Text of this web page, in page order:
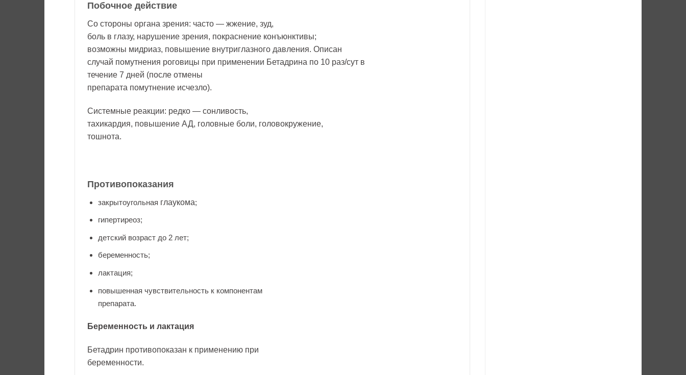
Побочное действие
Со стороны органа зрения: часто — жжение, зуд,
боль в глазу, нарушение зрения, покраснение конъюнктивы;
возможны мидриаз, повышение внутриглазного давления. Описан
случай помутнения роговицы при применении Бетадрина по 10 раз/сут в
течение 7 дней (после отмены
препарата помутнение исчезло).
Системные реакции: редко — сонливость,
тахикардия, повышение АД, головные боли, головокружение,
тошнота.
Противопоказания
закрытоугольная глаукома;
гипертиреоз;
детский возраст до 2 лет;
беременность;
лактация;
повышенная чувствительность к компонентам
препарата.
Беременность и лактация
Бетадрин противопоказан к применению при
беременности.